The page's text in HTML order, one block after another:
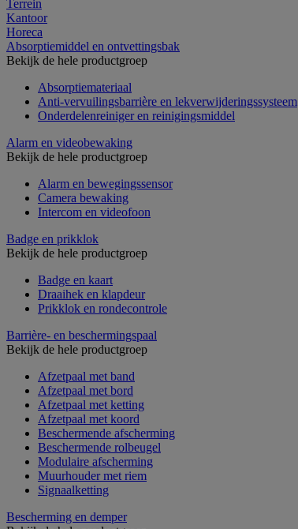
Terrein
Kantoor
Horeca
Absorptiemiddel en ontvettingsbak
Bekijk de hele productgroep
Absorptiemateriaal
Anti-vervuilingsbarrière en lekverwijderingssysteem
Onderdelenreiniger en reinigingsmiddel
Alarm en videobewaking
Bekijk de hele productgroep
Alarm en bewegingssensor
Camera bewaking
Intercom en videofoon
Badge en prikklok
Bekijk de hele productgroep
Badge en kaart
Draaihek en klapdeur
Prikklok en rondecontrole
Barrière- en beschermingspaal
Bekijk de hele productgroep
Afzetpaal met band
Afzetpaal met bord
Afzetpaal met ketting
Afzetpaal met koord
Beschermende afscherming
Beschermende rolbeugel
Modulaire afscherming
Muurhouder met riem
Signaalketting
Bescherming en demper